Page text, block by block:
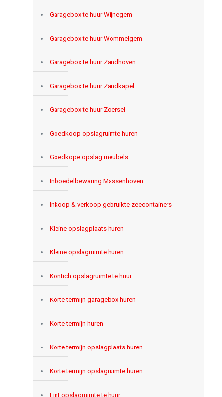
Garagebox te huur Wijnegem
Garagebox te huur Wommelgem
Garagebox te huur Zandhoven
Garagebox te huur Zandkapel
Garagebox te huur Zoersel
Goedkoop opslagruimte huren
Goedkope opslag meubels
Inboedelbewaring Massenhoven
Inkoop & verkoop gebruikte zeecontainers
Kleine opslagplaats huren
Kleine opslagruimte huren
Kontich opslagruimte te huur
Korte termijn garagebox huren
Korte termijn huren
Korte termijn opslagplaats huren
Korte termijn opslagruimte huren
Lint opslagruimte te huur